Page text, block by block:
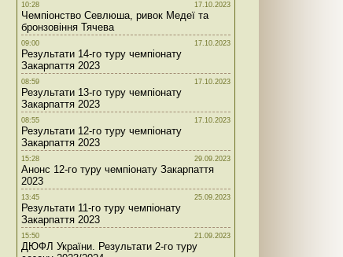
10:28 17.10.2023
Чемпіонство Севлюша, ривок Медеї та
бронзовіння Тячева
09:00 17.10.2023
Результати 14-го туру чемпіонату
Закарпаття 2023
08:59 17.10.2023
Результати 13-го туру чемпіонату
Закарпаття 2023
08:55 17.10.2023
Результати 12-го туру чемпіонату
Закарпаття 2023
15:28 29.09.2023
Анонс 12-го туру чемпіонату Закарпаття
2023
13:45 25.09.2023
Результати 11-го туру чемпіонату
Закарпаття 2023
15:50 21.09.2023
ДЮФЛ України. Результати 2-го туру